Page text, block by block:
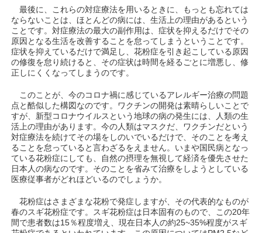
最後に、これらの対症療法を用いるときに、もっとも忘れては
ならないことは、ほとんどの病には、生活上の理由があるという
ことです。対症療法の最大の副作用は、症状を抑えるだけでその
原因となる生活を改善することを怠ってしまうということです。
症状を抑えているだけで満足し、花粉症を引き起こしている原因
の修復を怠り続けると、その症状は時間を経るごとに増悪し、修
正しにくくなってしまうのです。
このことが、今のコロナ禍に感じているアレルギー治療の問題
点と酷似した構図なのです。ワクチンの開発は素晴らしいことで
すが、新型コロナウイルスという地球の病の発生には、人類の生
活上の理由があります。今の人類はマスクだ、ワクチンだという
対症療法を続けてその場をしのいでいるだけで、そのことを考え
ることを怠っていると言わざるをえません。いまや国民病となっ
ている花粉症にしても、自然の摂理を無視して経済を優先させた
日本人の病なのです。そのことを省みて治療をしようとしている
医療従事者がどれほどいるのでしょうか。
花粉症はさまざまな花粉で発症しますが、その代表的なものが
春のスギ花粉症です。スギ花粉症は日本固有のもので、この20年
間で患者数は15％程度増え、現在日本人の約25~35%程度がスギ